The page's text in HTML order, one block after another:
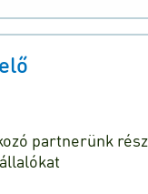
partnerünk